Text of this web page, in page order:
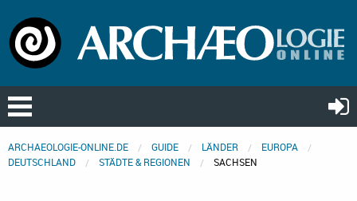
ARCHAEOLOGIE-ONLINE.DE GUIDE LÄNDER
EUROPA
DEUTSCHLAND
STÄDTE & REGIONEN SACHSEN